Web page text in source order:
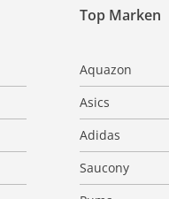
Top Marken
Aquazon
Asics
Adidas
Saucony